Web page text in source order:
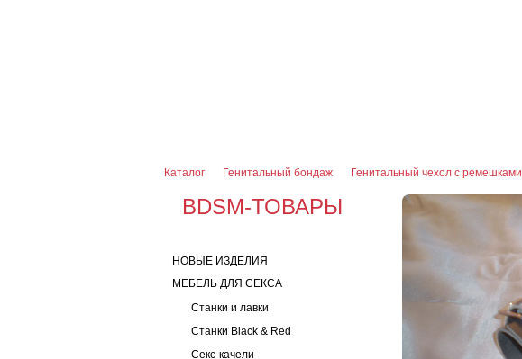
Каталог Генитальный бондаж Генитальный чехол с ремешками
BDSM-ТОВАРЫ
НОВЫЕ ИЗДЕЛИЯ
МЕБЕЛЬ ДЛЯ СЕКСА
Станки и лавки
Станки Black & Red
Секс-качели